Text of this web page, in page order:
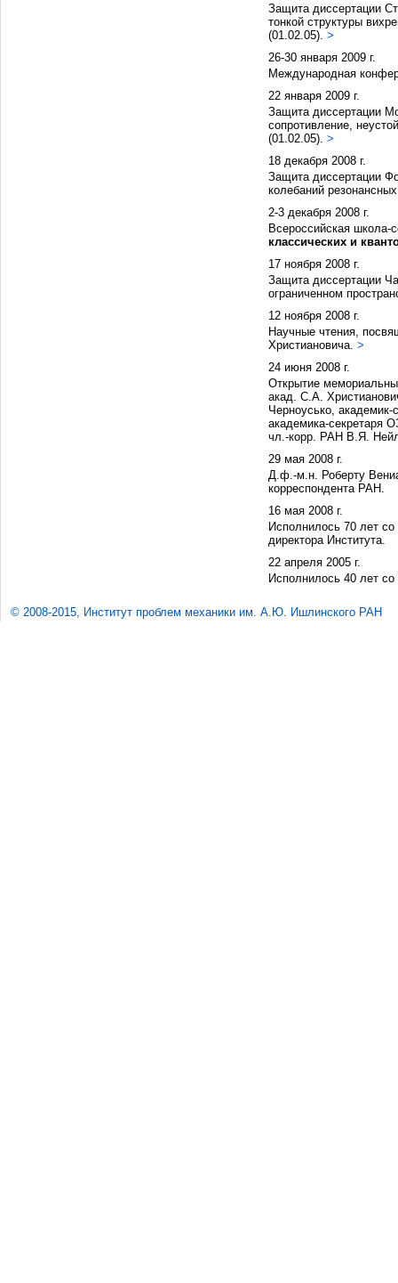
Защита диссертации
тонкой структуры
(01.02.05). >
26-30 января 2009 г.
Международная
22 января 2009 г.
Защита диссертации
сопротивление,
(01.02.05). >
18 декабря 2008 г.
Защита диссертации
колебаний
2-3 декабря 2008 г.
Всероссийская школа-
классических и
17 ноября 2008 г.
Защита диссертации
ограниченном
12 ноября 2008 г.
Научные чтения,
Христиановича. >
24 июня 2008 г.
Открытие
акад. С.А.
Черноусько,
академика-
чл.-корр. РАН В.Я.
29 мая 2008 г.
Д.ф.-м.н. Роберту
корреспондента РАН.
16 мая 2008 г.
Исполнилось 70 лет
директора Института.
22 апреля 2005 г.
Исполнилось 40 лет со
© 2008-2015, Институт проблем механики им. А.Ю. Ишлинского РАН